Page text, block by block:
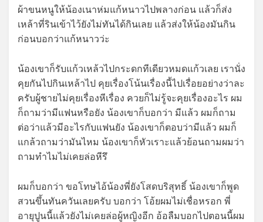
ผ้าขนหนูให้น้องเนาห่มแก้หนาวไปพลางก่อน แล้วก็ส่ง
เหล้าที่รินเข้าไว้ยังไม่ทันได้กินเลย แล้วส่งให้น้องมันกิน
ก่อนบอกว่าแก้หนาวว่ะ
น้องเขาก็รับแก้วเหล้วไปกระดกทีเดียวหมดแก้วเลย เรานั่ง
คุยกันไปกินเหล้าไป คุยเรื่องโน้นเรื่องนี้ไปเรื่อยอย่างว่าละ
ครับผู้ชายไม่คุยเรื่องหีเรื่อง ควยก็ไม่รู้จะคุยเรื่องอะไร ผม
ก็ถามว่ามีแฟนหรือยัง น้องเขาก็บอกว่า มีแล้ว ผมก็ถาม
ต่อว่าแล้วมีอะไรกับแฟนยัง น้องเขาก็ตอบว่ามีแล้ว ผมก็
แกล้วถามว่ามันไหม น้องเขาก็หัวเราะแล้วย้อนถามผมว่า
ถามทำไมไม่เคยล่อหีรึ
ผมก็บอกว่า ขอโทษไอ้น้องพี่ยังโสดบริสุทธิ์ น้องเขาก็พูด
สวนขึ้นทันควันเลยครับ บอกว่า โอ้ยผมไม่เชื่อหรอก พี่
อายุปูนนี้แล้วยังไม่เคยล่อผู้หญิงอีก อ้อลืมบอกไปตอนนี้ผม